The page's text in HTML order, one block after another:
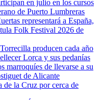
en julio en los cursos
de Puerto Lumbreras
representará a España,
Folk Festival 2026 de
producen cada año
Lorca y sus pedanías
marroquíes de llevarse a su
de Alicante
de la Cruz por cerca de